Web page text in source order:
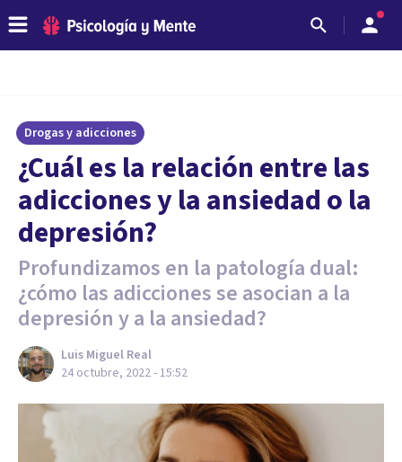
Drogas y adicciones
¿Cuál es la relación entre las
adicciones y la ansiedad o la
depresión?
Profundizamos en la patología dual:
¿cómo las adicciones se asocian a la
depresión y a la ansiedad?
Luis Miguel Real
24 octubre, 2022 - 15:52